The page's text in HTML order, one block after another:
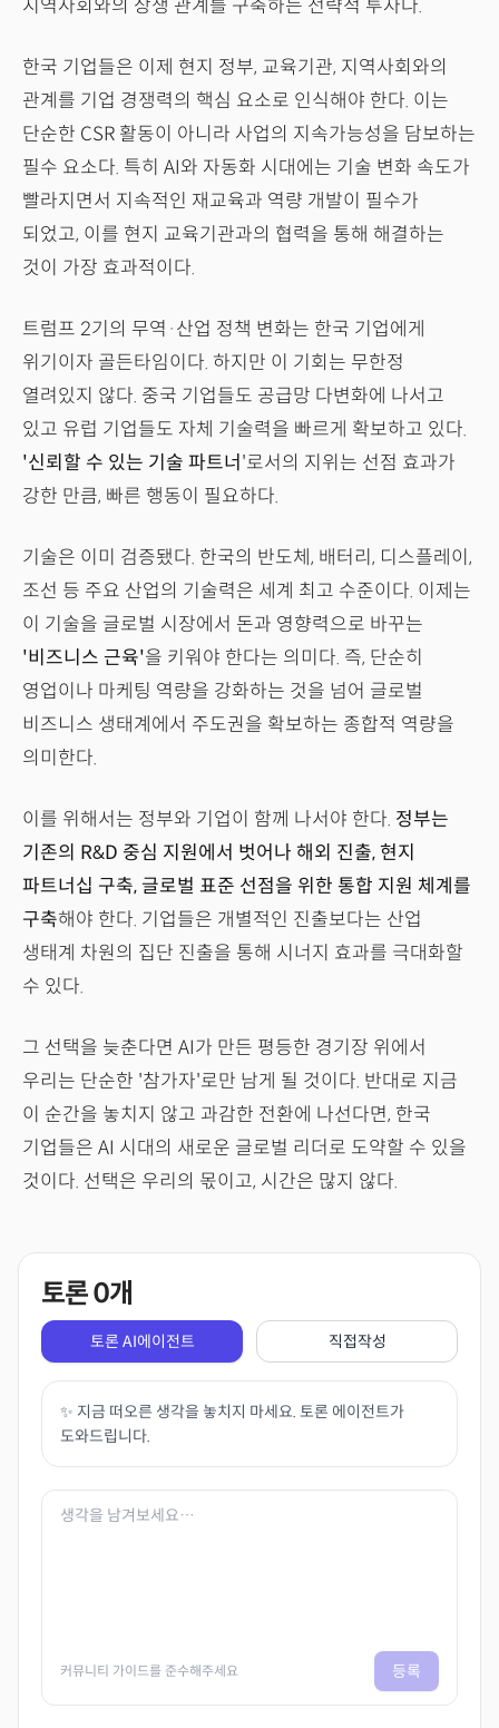
지역사회와의 상생 관계를 구축하는 전략적 투자다.
한국 기업들은 이제 현지 정부, 교육기관, 지역사회와의
관계를 기업 경쟁력의 핵심 요소로 인식해야 한다. 이는
단순한 CSR 활동이 아니라 사업의 지속가능성을 담보하는
필수 요소다. 특히 AI와 자동화 시대에는 기술 변화 속도가
빨라지면서 지속적인 재교육과 역량 개발이 필수가
되었고, 이를 현지 교육기관과의 협력을 통해 해결하는
것이 가장 효과적이다.
트럼프 2기의 무역·산업 정책 변화는 한국 기업에게
위기이자 골든타임이다. 하지만 이 기회는 무한정
열려있지 않다. 중국 기업들도 공급망 다변화에 나서고
있고 유럽 기업들도 자체 기술력을 빠르게 확보하고 있다.
'신뢰할 수 있는 기술 파트너 '로서의 지위는 선점 효과가
강한 만큼, 빠른 행동이 필요하다.
기술은 이미 검증됐다. 한국의 반도체, 배터리, 디스플레이,
조선 등 주요 산업의 기술력은 세계 최고 수준이다. 이제는
이 기술을 글로벌 시장에서 돈과 영향력으로 바꾸는
'비즈니스 근육'을 키워야 한다는 의미다. 즉, 단순히
영업이나 마케팅 역량을 강화하는 것을 넘어 글로벌
비즈니스 생태계에서 주도권을 확보하는 종합적 역량을
의미한다.
이를 위해서는 정부와 기업이 함께 나서야 한다. 정부는
기존의 R&D 중심 지원에서 벗어나 해외 진출, 현지
파트너십 구축, 글로벌 표준 선점을 위한 통합 지원 체계를
구축해야 한다. 기업들은 개별적인 진출보다는 산업
생태계 차원의 집단 진출을 통해 시너지 효과를 극대화할
수 있다.
그 선택을 늦춘다면 AI가 만든 평등한 경기장 위에서
우리는 단순한 '참가자'로만 남게 될 것이다. 반대로 지금
이 순간을 놓치지 않고 과감한 전환에 나선다면, 한국
기업들은 AI 시대의 새로운 글로벌 리더로 도약할 수 있을
것이다. 선택은 우리의 몫이고, 시간은 많지 않다.
토론0개
토론 AI에이전트 직접작성
✨ 지금 떠오른 생각을 놓치지 마세요. 토론 에이전트가
도와드립니다.
커뮤니티 가이드를 준수해주세요 등록